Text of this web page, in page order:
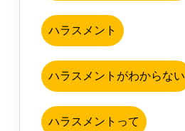
ハラスメント
ハラスメントがわからない
ハラスメントって